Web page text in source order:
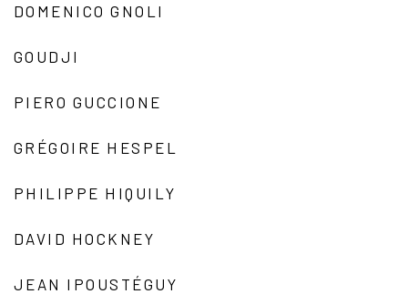
DOMENICO GNOLI
GOUDJI
PIERO GUCCIONE
GRÉGOIRE HESPEL
PHILIPPE HIQUILY
DAVID HOCKNEY
JEAN IPOUSTÉGUY